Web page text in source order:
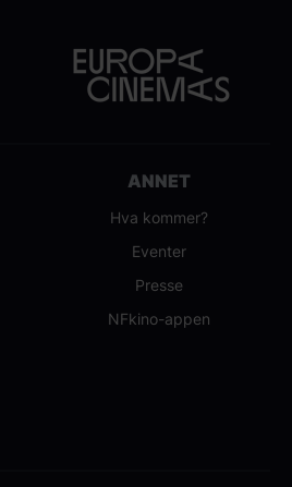
ANNET
Hva kommer?
Eventer
Presse
NFkino-appen